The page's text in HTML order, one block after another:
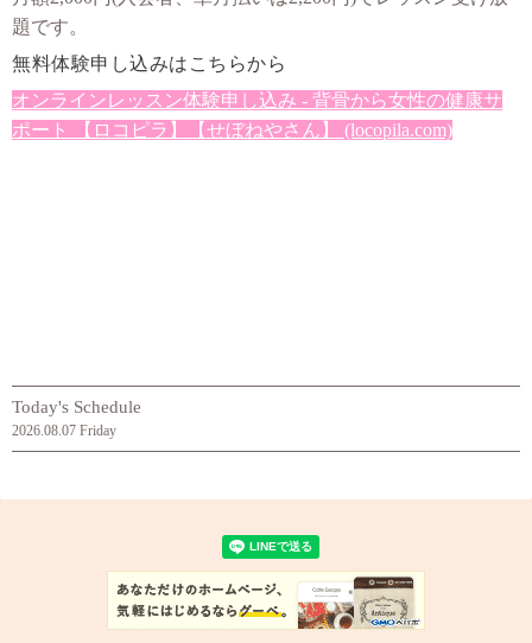
題です。
無料体験申し込みはこちらから
オンラインレッスン体験申し込み - 背骨から女性の健康サ
ポート 【ロコピラ】【せぼねやさん】 (locopila.com)
Today's Schedule
2026.08.07 Friday